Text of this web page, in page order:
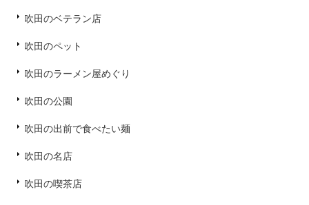
吹田のベテラン店
吹田のペット
吹田のラーメン屋めぐり
吹田の公園
吹田の出前で食べたい麺
吹田の名店
吹田の喫茶店